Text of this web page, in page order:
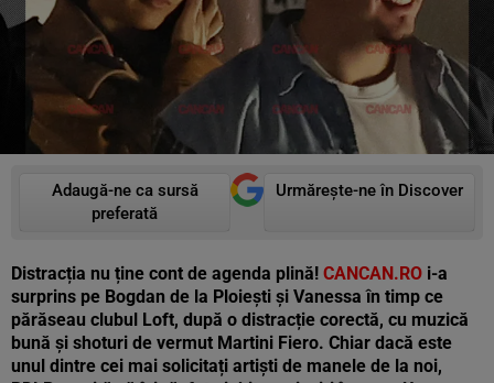
Adaugă-ne ca sursă
preferată
Urmărește-ne în Discover
Distracția nu ține cont de agenda plină! CANCAN.RO i-a
surprins pe Bogdan de la Ploiești și Vanessa în timp ce
părăseau clubul Loft, după o distracție corectă, cu muzică
bună și shoturi de vermut Martini Fiero. Chiar dacă este
unul dintre cei mai solicitați artiști de manele de la noi,